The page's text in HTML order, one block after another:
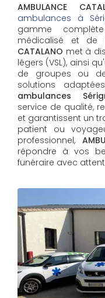
AMBULANCE
ambulances à
gamme
médicalisé et de
CATALANO met à
légers (VSL), ainsi
de groupes ou
solutions
ambulances
service de qualité,
et garantissent un
patient ou
professionnel,
répondre à vos
funéraire avec